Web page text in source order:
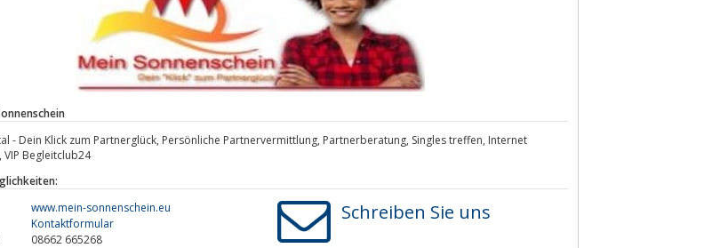
- Dein Klick zum Partnerglück, Persönliche Partnervermittlung, Partnerberatung, Singles treffen, Internet
VIP Begleitclub24
www.mein-sonnenschein.eu
Kontaktformular
08662 665268
Schreiben Sie uns